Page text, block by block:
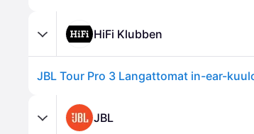
HiFi Klubben
JBL